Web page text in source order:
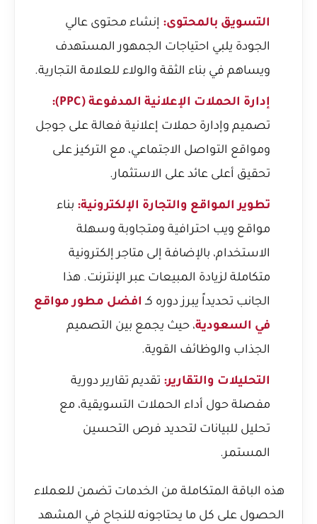
التسويق بالمحتوى: إنشاء محتوى عالي
الجودة يلبي احتياجات الجمهور المستهدف
ويساهم في بناء الثقة والولاء للعلامة التجارية.
إدارة الحملات الإعلانية المدفوعة (PPC):
تصميم وإدارة حملات إعلانية فعالة على جوجل
ومواقع التواصل الاجتماعي، مع التركيز على
تحقيق أعلى عائد على الاستثمار.
تطوير المواقع والتجارة الإلكترونية: بناء
مواقع ويب احترافية ومتجاوبة وسهلة
الاستخدام، بالإضافة إلى متاجر إلكترونية
متكاملة لزيادة المبيعات عبر الإنترنت. هذا
الجانب تحديداً يبرز دوره كـ افضل مطور مواقع
في السعودية، حيث يجمع بين التصميم
الجذاب والوظائف القوية.
التحليلات والتقارير: تقديم تقارير دورية
مفصلة حول أداء الحملات التسويقية، مع
تحليل للبيانات لتحديد فرص التحسين
المستمر.
هذه الباقة المتكاملة من الخدمات تضمن للعملاء
الحصول على كل ما يحتاجونه للنجاح في المشهد